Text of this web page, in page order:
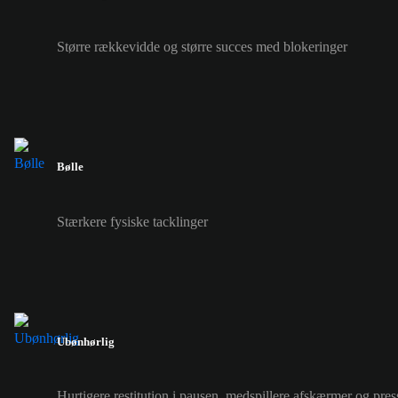
Større rækkevidde og større succes med blokeringer
Bølle
Stærkere fysiske tacklinger
Ubønhørlig